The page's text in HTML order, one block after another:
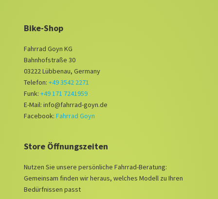
Bike-Shop
Fahrrad Goyn KG
Bahnhofstraße 30
03222 Lübbenau, Germany
Telefon: +49 3542 2271
Funk: +49 171 7241959
E-Mail: info@fahrrad-goyn.de
Facebook: Fahrrad Goyn
Store Öffnungszeiten
Nutzen Sie unsere persönliche Fahrrad-Beratung:
Gemeinsam finden wir heraus, welches Modell zu Ihren
Bedürfnissen passt